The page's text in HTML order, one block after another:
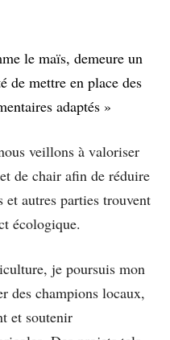
le maïs, demeure un
de mettre en place des
adaptés »
veillons à valoriser
de chair afin de réduire
et autres parties trouvent
écologique.
je poursuis mon
des champions locaux,
et soutenir